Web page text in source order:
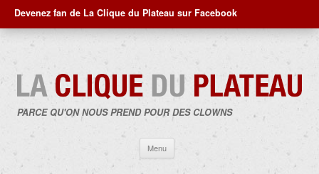
Devenez fan de La Clique du Plateau sur Facebook
PARCE QU'ON NOUS PREND POUR DES CLOWNS
Menu
contenu